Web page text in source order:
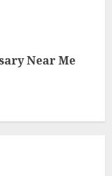
Near Me